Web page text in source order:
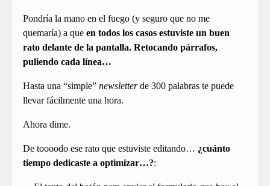
Pondría la mano en el fuego (y seguro que no me
quemaría) a que en todos los casos estuviste un buen
rato delante de la pantalla. Retocando párrafos,
puliendo cada línea…
Hasta una “simple” newsletterde 300 palabras te puede
llevar fácilmente una hora.
Ahora dime.
De toooodo ese rato que estuviste editando… ¿cuánto
tiempo dedicaste a optimizar…?: